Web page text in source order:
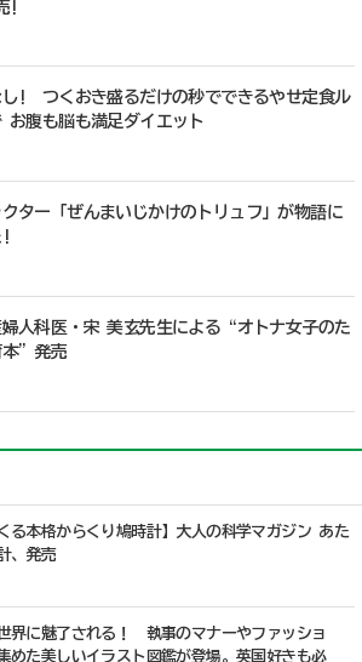
!
し! つくおき盛るだけの秒でできるやせ定食ル
お腹も脳も満足ダイエット
クター「ぜんまいじかけのトリュフ」が物語に
!
婦人科医・宋 美玄先生による“オトナ女子のた
本”発売
る本格からくり鳩時計】大人の科学マガジン あた
、発売
世界に魅了される！ 執事のマナーやファッショ
めた美しいイラスト図鑑が登場。英国好きも必